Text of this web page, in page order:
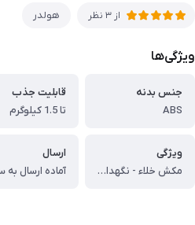
از 3 نظر هولدر
ویژگی‌ها
جنس بدنه
ABS
قابلیت جذب
تا 1.5 کیلوگرم
ويژگی
مکش خلاء - نگهدارنده تلفن - طراحی نوآورانه - نیروی مغناطیسی فوق العاده
ارسال